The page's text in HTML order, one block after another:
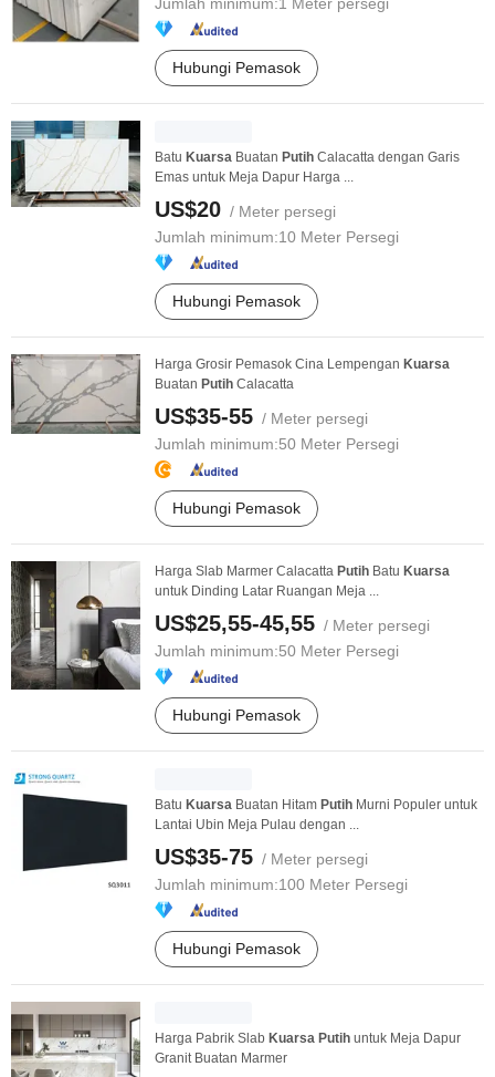
Hubungi Pemasok
Batu Kuarsa Buatan Putih Calacatta dengan Garis
Emas untuk Meja Dapur Harga ...
US$20 / Meter persegi
Jumlah minimum:10 Meter Persegi
Hubungi Pemasok
Harga Grosir Pemasok Cina Lempengan Kuarsa
Buatan Putih Calacatta
US$35-55 / Meter persegi
Jumlah minimum:50 Meter Persegi
Hubungi Pemasok
Harga Slab Marmer Calacatta Putih Batu Kuarsa
untuk Dinding Latar Ruangan Meja ...
US$25,55-45,55 / Meter persegi
Jumlah minimum:50 Meter Persegi
Hubungi Pemasok
Batu Kuarsa Buatan Hitam Putih Murni Populer untuk
Lantai Ubin Meja Pulau dengan ...
US$35-75 / Meter persegi
Jumlah minimum:100 Meter Persegi
Hubungi Pemasok
Harga Pabrik Slab Kuarsa Putih untuk Meja Dapur
Granit Buatan Marmer